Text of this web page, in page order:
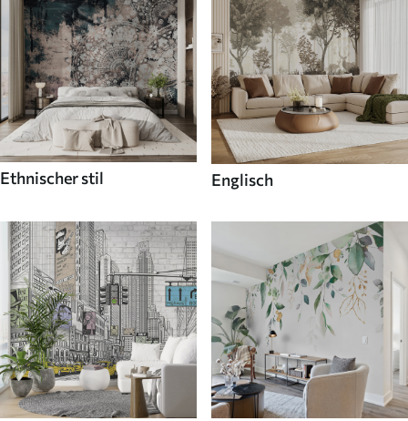
Ethnischer stil Englisch